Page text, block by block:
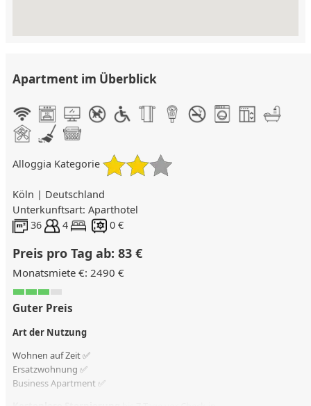
Apartment im Überblick
Alloggia Kategorie
Köln | Deutschland
Unterkunftsart: Aparthotel
36
4 0 €
Preis pro Tag ab: 83 €
Monatsmiete €: 2490 €
Guter Preis
Art der Nutzung
Wohnen auf Zeit ✅
Ersatzwohnung ✅
Business Apartment ✅